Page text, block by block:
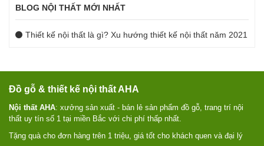
BLOG NỘI THẤT MỚI NHẤT
Thiết kế nội thất là gì? Xu hướng thiết kế nội thất năm 2021
Đồ gỗ & thiết kế nội thất AHA
Nội thất AHA: xưởng sản xuất - bán lẻ sản phẩm đồ gỗ, trang trí nội
thất uy tín số 1 tại miền Bắc với chi phí thấp nhất.
Tặng quà cho đơn hàng trên 1 triệu, giá tốt cho khách quen và đại lý